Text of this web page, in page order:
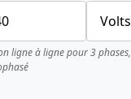
ligne à ligne pour 3